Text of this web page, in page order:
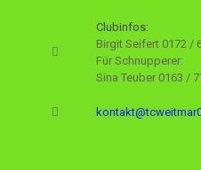
Clubinfos:
Birgit Seifert 0172 /
Für Schnupperer:
Sina Teuber 0163 /